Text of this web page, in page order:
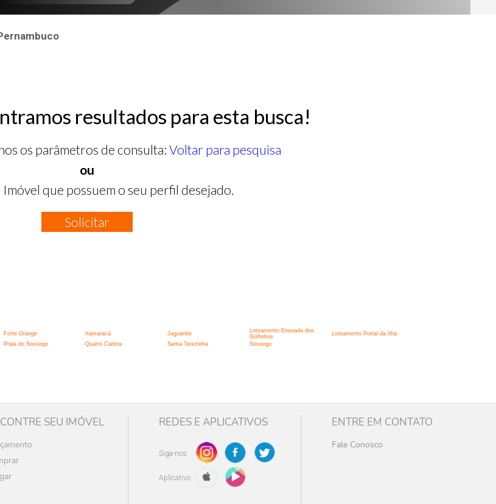
resultados para esta busca!
os parâmetros de consulta: Voltar para pesquisa
ou
que possuem o seu perfil desejado.
Solicitar
Forte Orange Itamaracá Jaguaribe
Loteamento Enseada dos
Golfinhos
Loteamento Portal da Ilha
Praia do Sossego Quatro Cantos Santa Terezinha Sossego
SEU IMÓVEL REDES E APLICATIVOS
Siga-nos
Aplicativo
ENTRE EM CONTATO
Fale Conosco